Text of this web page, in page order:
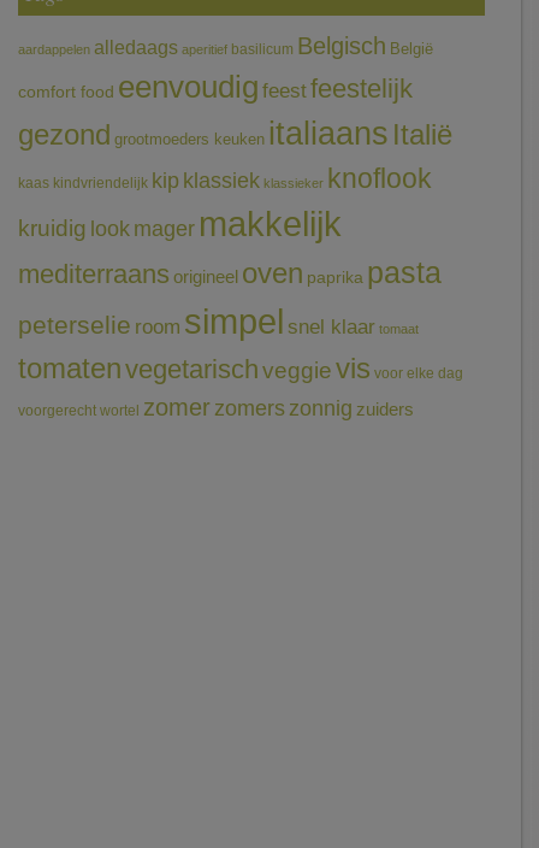
aardappelen alledaags aperitief basilicum Belgisch België
comfort food eenvoudig feestfeestelijk
gezond grootmoeders keuken italiaans Italië
kaas kindvriendelijk kip klassiek klassieker knoflook
kruidig look mager makkelijk
mediterraans origineel oven paprika pasta
peterselie room simpel snel klaar tomaat
tomatenvegetarischveggievis voor elke dag
voorgerecht wortel zomerzomerszonnig zuiders